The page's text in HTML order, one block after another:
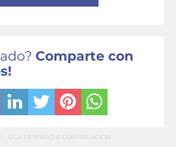
Comparte con
- SIGA LEYENDO A CONTINUACIÓN